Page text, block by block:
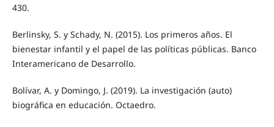
430.
Berlinsky, S. y Schady, N. (2015). Los primeros años. El
bienestar infantil y el papel de las políticas públicas. Banco
Interamericano de Desarrollo.
Bolívar, A. y Domingo, J. (2019). La investigación (auto)
biográfica en educación. Octaedro.